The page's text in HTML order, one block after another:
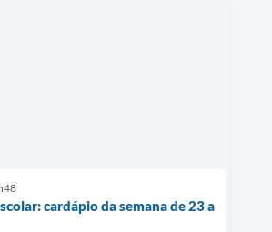
cardápio da semana de 23 a